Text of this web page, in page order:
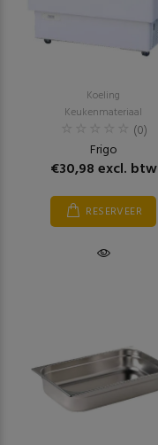
Koeling
Keukenmateriaal
(0)
Frigo
€30,98 excl. btw
RESERVEER